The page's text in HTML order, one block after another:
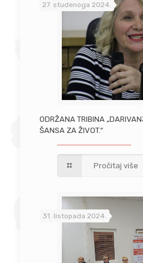
27. studenoga 2024.
ODRŽANA TRIBINA
ŠANSA ZA ŽIVOT.“
Pročitaj više
31. listopada 2024.